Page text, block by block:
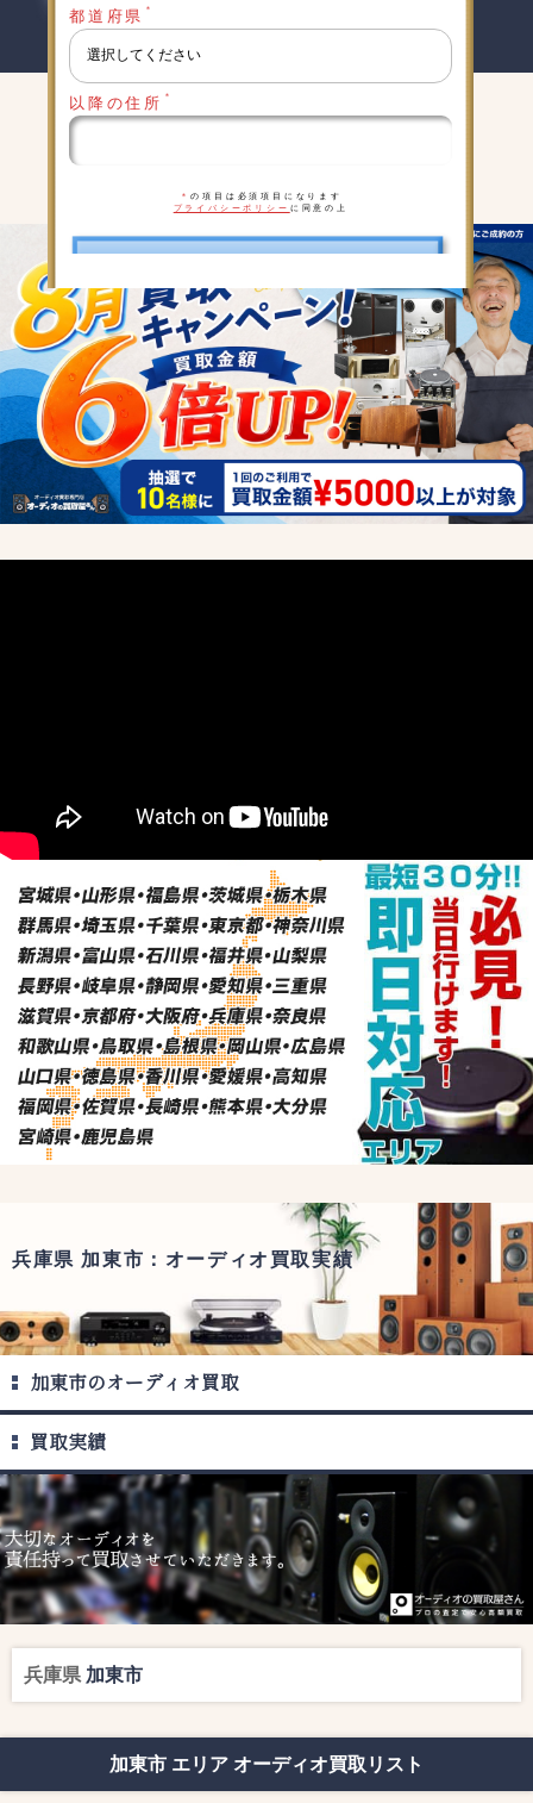
都道府県 ＊
以降の住所 ＊
＊の項目は必須項目になります
プライバシーポリシー に同意の上
キャンペーン実施中
兵庫県 加東市：オーディオ買取実績
加東市のオーディオ買取
買取実績
兵庫県 加東市
加東市 エリア オーディオ買取リスト